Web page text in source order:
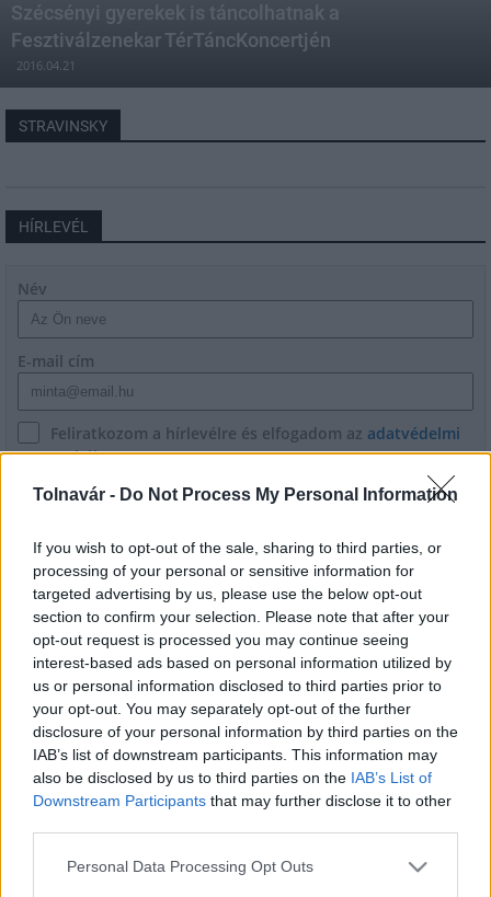
Tolnavár - Do Not Process My Personal Information
If you wish to opt-out of the sale, sharing to third parties, or
processing of your personal or sensitive information for
targeted advertising by us, please use the below opt-out
section to confirm your selection. Please note that after your
opt-out request is processed you may continue seeing
interest-based ads based on personal information utilized by
us or personal information disclosed to third parties prior to
your opt-out. You may separately opt-out of the further
disclosure of your personal information by third parties on the
IAB’s list of downstream participants. This information may
also be disclosed by us to third parties on the IAB’s List of
Downstream Participants that may further disclose it to other
Please note that this website/app uses one or more Google
Personal Data Processing Opt Outs
Szécsényi gyerekek is táncolhatnak a
Fesztiválzenekar TérTáncKoncertjén
2016.04.21
STRAVINSKY
HÍRLEVÉL
Név
E-mail cím
Feliratkozom a hírlevélre és elfogadom az adatvédelmi
szabályzatot!
FELIRATKOZÁS
LEGFRISSEBB
Országos hírek
KECSKEMÉTEN IS SZAKIRÁNYÚ
TOVÁBBKÉPZÉSEKKEL ERŐSÍT A GÁL FERENC
EGYETEM
Országos hírek
A LAKOSSÁGRA IS FONTOS SZEREP HÁRUL A